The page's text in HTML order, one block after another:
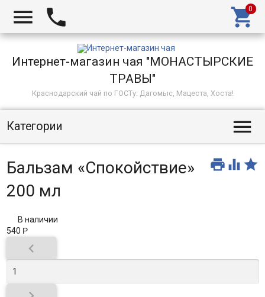
  
Интернет-магазин чая "МОНАСТЫРСКИЕ
ТРАВЫ"
Краснодарский чай по ГОСТу: Дагомыс, Мацеста, Хоста!
Категории 
  
Бальзам «Спокойствие»
200 мл
В наличии
540 Р
